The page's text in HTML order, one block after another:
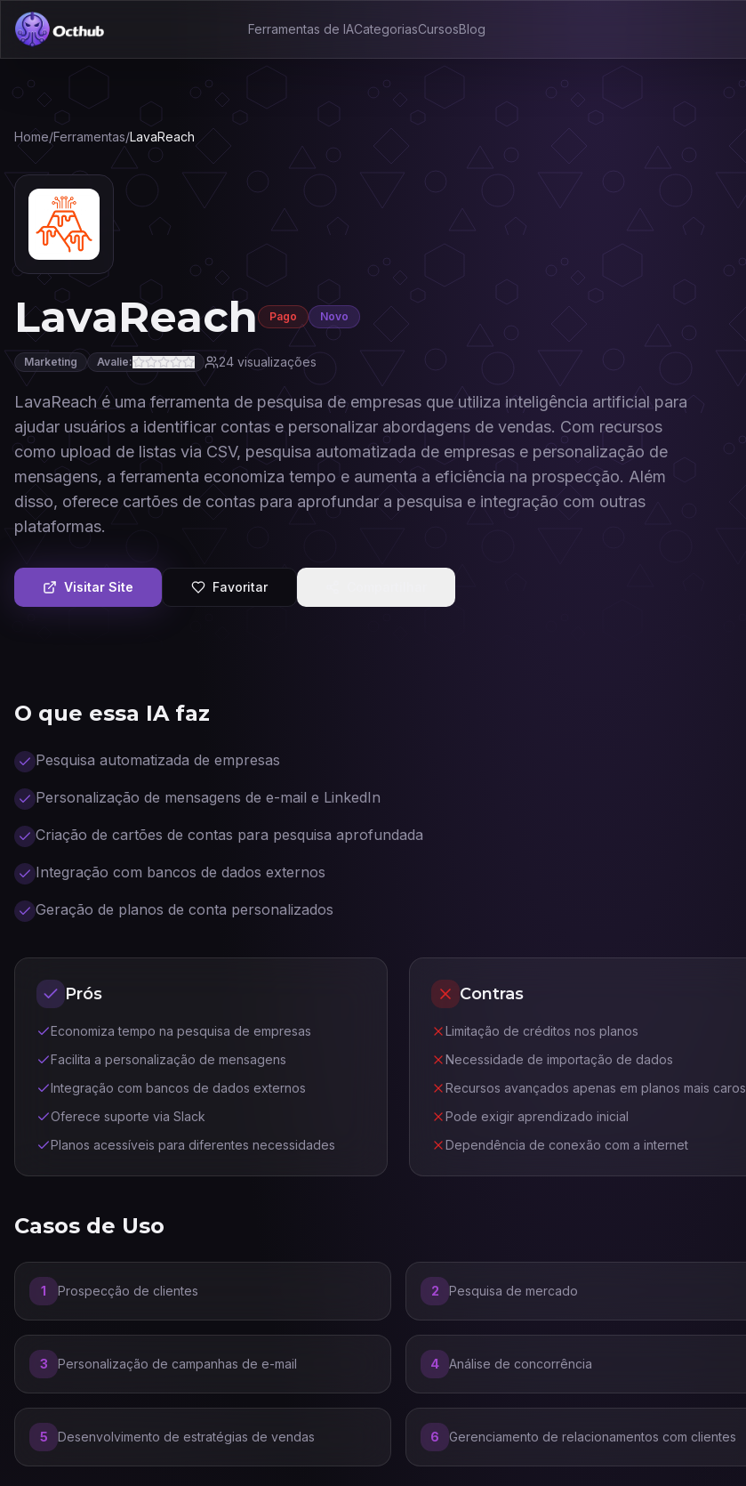
Ferramentas de IACategoriasCursosBlog
Home/Ferramentas/LavaReach
LavaReach Pago Novo
Marketing Avalie: 24 visualizações
LavaReach é uma ferramenta de pesquisa de empresas que utiliza inteligência artificial para
ajudar usuários a identificar contas e personalizar abordagens de vendas. Com recursos
como upload de listas via CSV, pesquisa automatizada de empresas e personalização de
mensagens, a ferramenta economiza tempo e aumenta a eficiência na prospecção. Além
disso, oferece cartões de contas para aprofundar a pesquisa e integração com outras
plataformas.
Visitar Site Favoritar
O que essa IA faz
Pesquisa automatizada de empresas
Personalização de mensagens de e-mail e LinkedIn
Criação de cartões de contas para pesquisa aprofundada
Integração com bancos de dados externos
Geração de planos de conta personalizados
Prós
Economiza tempo na pesquisa de empresas
Facilita a personalização de mensagens
Integração com bancos de dados externos
Oferece suporte via Slack
Planos acessíveis para diferentes necessidades
Contras
Limitação de créditos nos planos
Necessidade de importação de dados
Recursos avançados apenas em planos mais caros
Pode exigir aprendizado inicial
Dependência de conexão com a internet
Casos de Uso
1 Prospecção de clientes 2 Pesquisa de mercado
3 Personalização de campanhas de e-mail 4 Análise de concorrência
5 Desenvolvimento de estratégias de vendas 6 Gerenciamento de relacionamentos com clientes